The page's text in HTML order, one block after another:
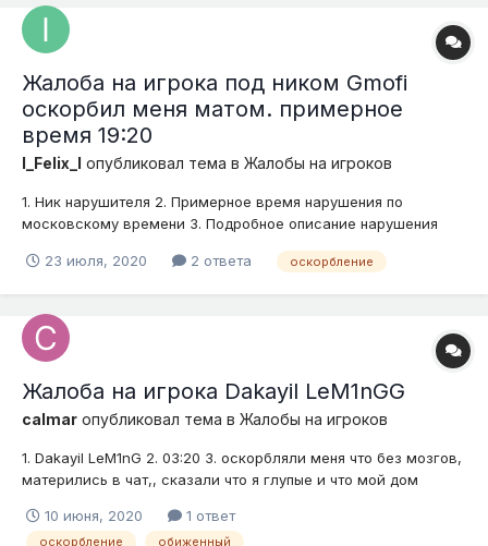
Жалоба на игрока под ником Gmofi
оскорбил меня матом. примерное
время 19:20
I_Felix_I опубликовал тема в Жалобы на игроков
1. Ник нарушителя 2. Примерное время нарушения по
московскому времени 3. Подробное описание нарушения
23 июля, 2020
2 ответа оскорбление
Жалоба на игрока Dakayil LeM1nGG
calmar опубликовал тема в Жалобы на игроков
1. Dakayil LeM1nG 2. 03:20 3. оскорбляли меня что без мозгов,
матерились в чат,, сказали что я глупые и что мой дом
Доказательства (скриншоты, видео)
10 июня, 2020 1 ответ
оскорбление обиженный